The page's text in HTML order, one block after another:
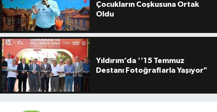
Çocukların Coşkusuna Ortak
Oldu
Yıldırım’da ''15 Temmuz
Destanı Fotoğraflarla Yaşıyor"